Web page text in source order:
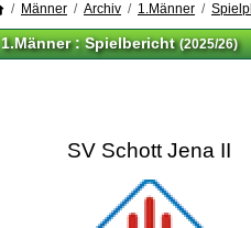
Männer Archiv 1.Männer
1.Männer :Spielbericht (2025/26)
SV Schott Jena II